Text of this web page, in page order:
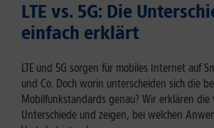
LTE vs. 5G: Die
einfach erklärt
LTE und 5G sorgen für mobiles Internet auf
und Co. Doch worin unterscheiden sich die
Mobilfunkstandards genau? Wir erklären die
Unterschiede und zeigen, bei welchen